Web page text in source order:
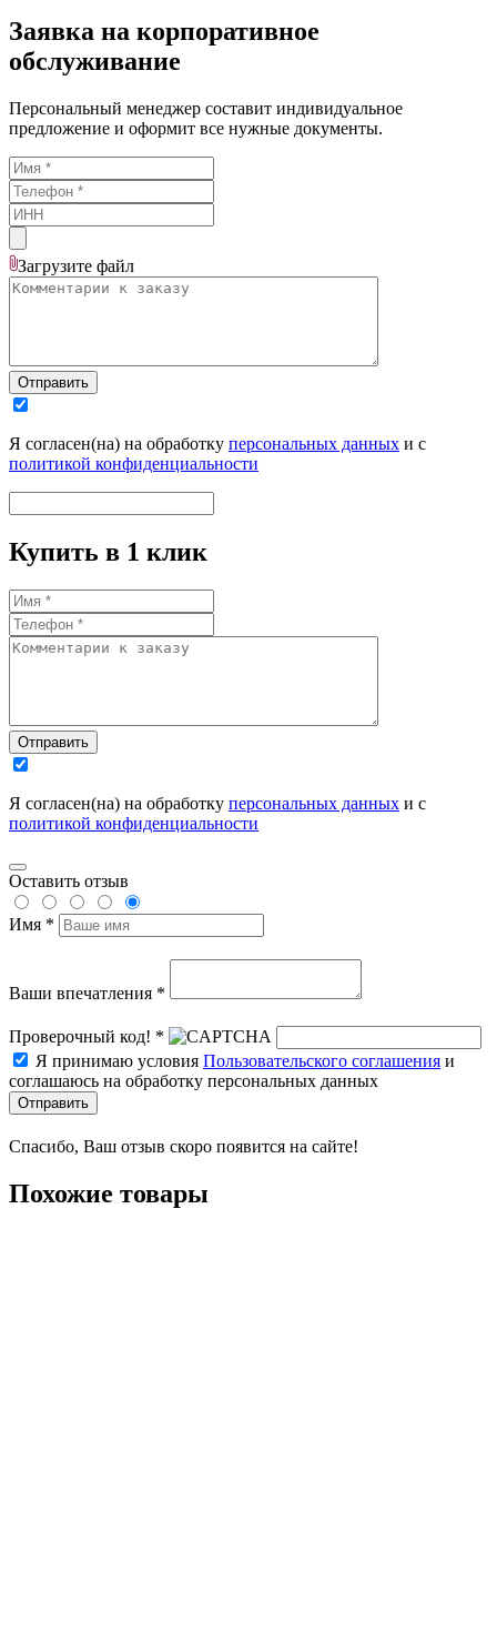
Заявка на корпоративное
обслуживание
Персональный менеджер составит индивидуальное
предложение и оформит все нужные документы.
Загрузите файл
Отправить
Я согласен(на) на обработку персональных данных и с
политикой конфиденциальности
Купить в 1 клик
Отправить
Я согласен(на) на обработку персональных данных и с
политикой конфиденциальности
Оставить отзыв
Имя *
Ваши впечатления *
Проверочный код! *
Я принимаю условия Пользовательского соглашения и
соглашаюсь на обработку персональных данных
Отправить
Спасибо, Ваш отзыв скоро появится на сайте!
Похожие товары